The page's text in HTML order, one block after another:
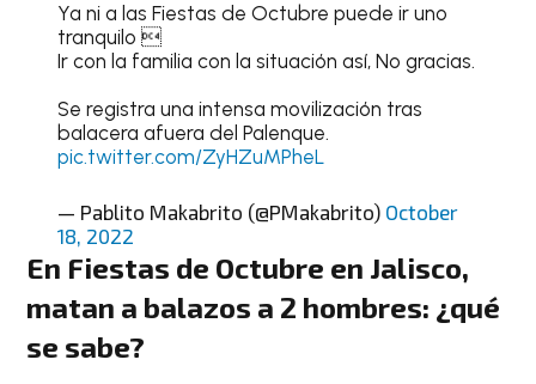
Ya ni a las Fiestas de Octubre puede ir uno
tranquilo 
Ir con la familia con la situación así, No gracias.
Se registra una intensa movilización tras
balacera afuera del Palenque.
pic.twitter.com/ZyHZuMPheL
— Pablito Makabrito (@PMakabrito) October
18, 2022
En Fiestas de Octubre en Jalisco,
matan a balazos a 2 hombres: ¿qué
se sabe?